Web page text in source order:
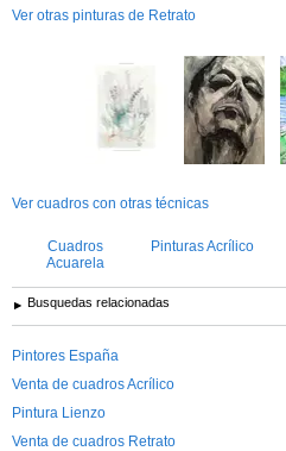
Ver otras pinturas de Retrato
Ver cuadros con otras técnicas
Cuadros
Acuarela
Pinturas Acrílico
Busquedas relacionadas
Pintores España
Venta de cuadros Acrílico
Pintura Lienzo
Venta de cuadros Retrato